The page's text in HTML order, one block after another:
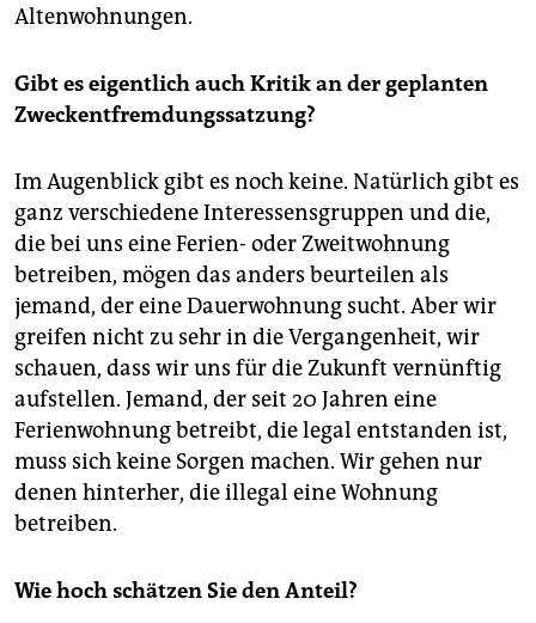
Altenwohnungen.
Gibt es eigentlich auch Kritik an der geplanten
Zweckentfremdungssatzung?
Im Augenblick gibt es noch keine. Natürlich gibt es
ganz verschiedene Interessensgruppen und die,
die bei uns eine Ferien- oder Zweitwohnung
betreiben, mögen das anders beurteilen als
jemand, der eine Dauerwohnung sucht. Aber wir
greifen nicht zu sehr in die Vergangenheit, wir
schauen, dass wir uns für die Zukunft vernünftig
aufstellen. Jemand, der seit 20 Jahren eine
Ferienwohnung betreibt, die legal entstanden ist,
muss sich keine Sorgen machen. Wir gehen nur
denen hinterher, die illegal eine Wohnung
betreiben.
Wie hoch schätzen Sie den Anteil?